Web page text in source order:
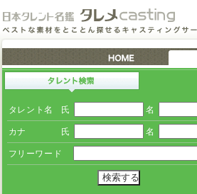
タレント名 氏 名
カナ 氏 名
フリーワード